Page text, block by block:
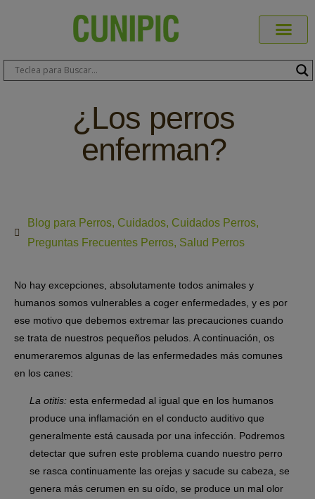
¿Los perros
enferman?
Blog para Perros, Cuidados, Cuidados Perros,
Preguntas Frecuentes Perros, Salud Perros
No hay excepciones, absolutamente todos animales y
humanos somos vulnerables a coger enfermedades, y es por
ese motivo que debemos extremar las precauciones cuando
se trata de nuestros pequeños peludos. A continuación, os
enumeraremos algunas de las enfermedades más comunes
en los canes:
La otitis: esta enfermedad al igual que en los humanos
produce una inflamación en el conducto auditivo que
generalmente está causada por una infección. Podremos
detectar que sufren este problema cuando nuestro perro
se rasca continuamente las orejas y sacude su cabeza, se
genera más cerumen en su oído, se produce un mal olor